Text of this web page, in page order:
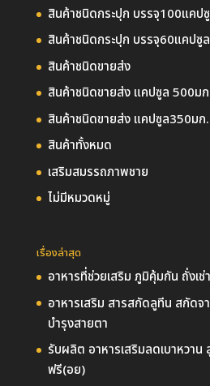
สินค้าชนิดกระปุก บรรจุ100แคป
สินค้าชนิดกระปุก บรรจุ60แคปซูล
สินค้าชนิดขายส่ง
สินค้าชนิดขายส่ง แคปซูล 500มก
สินค้าชนิดขายส่ง แคปซูล350มก.
สินค้าทั้งหมด
เสริมสมรรถภาพชาย
ไม่มีหมวดหมู่
เรื่องล่าสุด
อาหารที่ช่วยเสริม ภูมิคุ้มกัน ถั่งเ
อาหารเสริม สารสกัดลูทีน สกัดจ
บำรุงสายตา
รับผลิต อาหารเสริมลดเบาหวา
ฟรี(อย)